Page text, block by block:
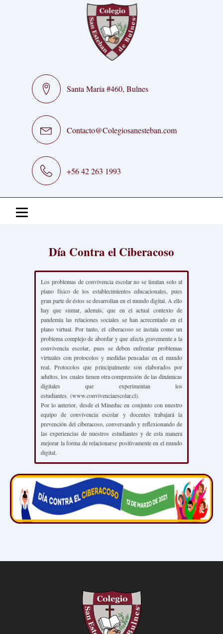
Santa María #460, Bulnes
Contacto@Colegiosanesteban.com
+56 42 263 1993
Día Contra el Ciberacoso
Los problemas de convivencia escolar no se limitan solo al
plano físico de los establecimientos educacionales, pues
gran parte de éstos se desarrollan en el mundo digital. A ello
hay que sumar, además, que en el actual contexto de
pandemia las relaciones sociales se han acrecentado en el
plano virtual. Por tanto, el ciberacoso se instala como un
problema complejo de abordar y que afecta gravemente a la
convivencia escolar, pues se deben enfrentar problemas
virtuales con protocolos y medidas pensadas en el mundo
real. Protocolos que principalmente son elaborados por
adultos, los cuales tienen otra comprensión de las dinámicas
digitales que experimentan los
estudiantes. (www.convivenciaescolar.cl).
Por lo anterior, desde el Mineduc en conjunto con nuestro
equipo de convivencia escolar y docentes trabajará la
prevención del ciberacoso, conversando y reflexionando de
las experiencias de nuestros estudiantes y de esta manera
mejorar la forma de relacionarse positivamente en el mundo
digital.